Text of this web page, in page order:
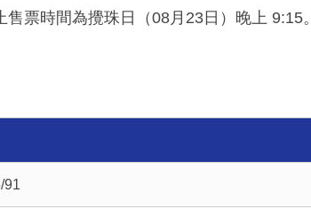
票時間為攪珠日（08月23日）晚上 9:15。
91